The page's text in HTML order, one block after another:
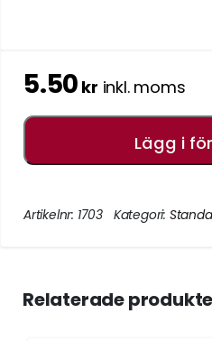
5.50 kr inkl. moms
Lägg i
Artikelnr: 1703 Kategori:
Relaterade